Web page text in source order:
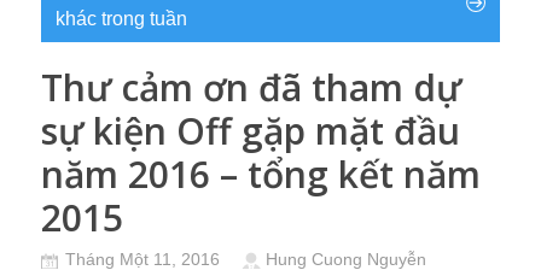
khác trong tuần
Thư cảm ơn đã tham dự
sự kiện Off gặp mặt đầu
năm 2016 – tổng kết năm
2015
Tháng Một 11, 2016
Hung Cuong Nguyễn